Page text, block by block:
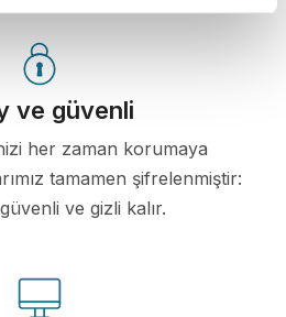
ve güvenli
her zaman korumaya
tamamen şifrelenmiştir:
ve gizli kalır.